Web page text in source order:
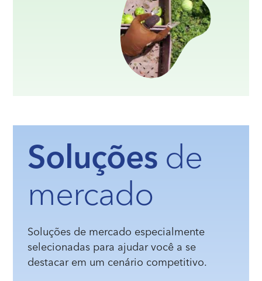
Soluçõesde
mercado
Soluções de mercado especialmente
selecionadas para ajudar você a se
destacar em um cenário competitivo.